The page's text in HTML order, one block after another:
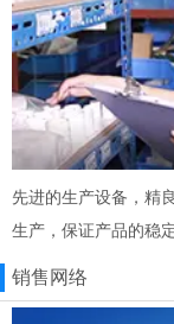
先进的生产设备，精
生产，保证产品的稳
销售网络